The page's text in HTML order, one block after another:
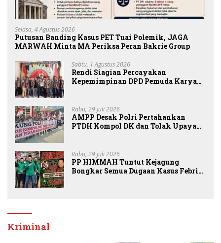
Selasa, 4 Agustus 2026
Putusan Banding Kasus PET Tuai Polemik, JAGA
MARWAH Minta MA Periksa Peran Bakrie Group
Sabtu, 1 Agustus 2026
Rendi Siagian Percayakan
Kepemimpinan DPD Pemuda Karya
Rabu, 29 Juli 2026
AMPP Desak Polri Pertahankan
PTDH Kompol DK dan Tolak Upaya
Rabu, 29 Juli 2026
PP HIMMAH Tuntut Kejagung
Bongkar Semua Dugaan Kasus Febrie
Kriminal